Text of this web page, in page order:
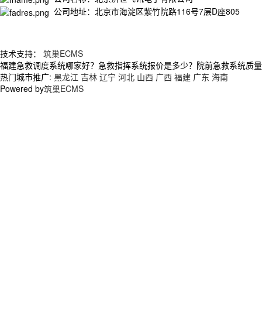
公司地址：北京市海淀区紫竹院路116号7层D座805
技术支持： 筑巢ECMS
福建急救调度系统哪家好？急救指挥系统报价是多少？院前急救系统
热门城市推广: 黑龙江 吉林 辽宁 河北 山西 广西 福建 广东 海南
Powered by筑巢ECMS